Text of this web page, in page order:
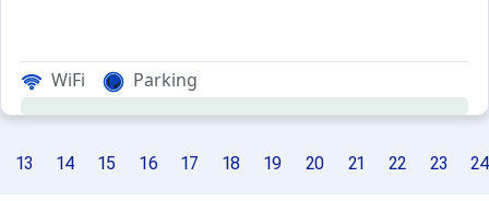
WiFi Parking
13 14 15 16 17 18 19 20 21 22 23 24